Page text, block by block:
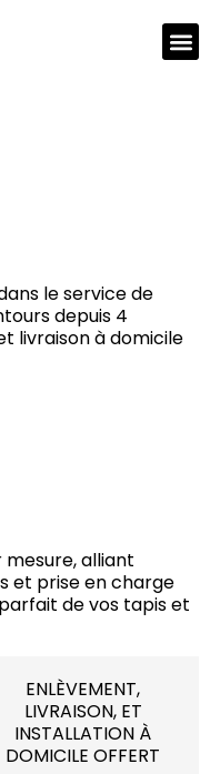
le service de
depuis 4
livraison à domicile
mesure, alliant
et prise en charge
de vos tapis et
ENLÈVEMENT,
LIVRAISON, ET
INSTALLATION À
DOMICILE OFFERT